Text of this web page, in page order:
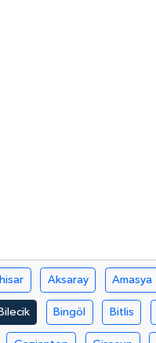
Aksaray Amasya
Bilecik Bingöl Bitlis